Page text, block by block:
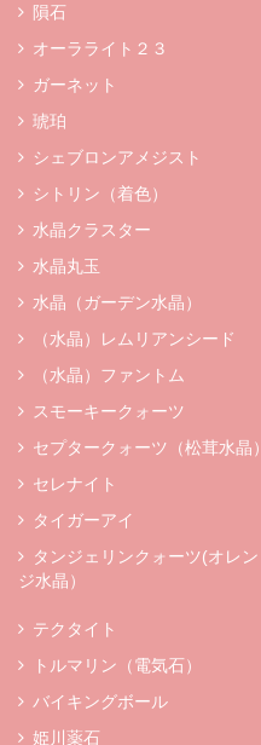
隕石
オーラライト２３
ガーネット
琥珀
シェブロンアメジスト
シトリン（着色）
水晶クラスター
水晶丸玉
水晶（ガーデン水晶）
（水晶）レムリアンシード
（水晶）ファントム
スモーキークォーツ
セプタークォーツ（松茸水晶）
セレナイト
タイガーアイ
タンジェリンクォーツ(オレン
ジ水晶）
テクタイト
トルマリン（電気石）
バイキングボール
姫川薬石